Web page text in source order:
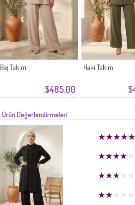
$485.00
Bej Takım Haki Takım
Ürün Değerlendirmeleri